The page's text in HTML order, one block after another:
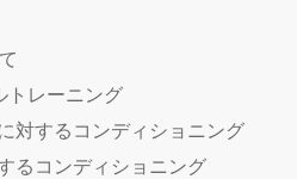
トレーニング
対するコンディショニング
るコンディショニング